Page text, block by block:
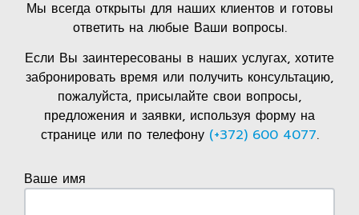
Мы всегда открыты для наших клиентов и готовы
ответить на любые Ваши вопросы.
Если Вы заинтересованы в наших услугах, хотите
забронировать время или получить консультацию,
пожалуйста, присылайте свои вопросы,
предложения и заявки, используя форму на
странице или по телефону (+372) 600 4077.
Ваше имя